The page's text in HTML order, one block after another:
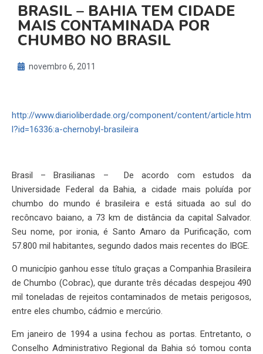
BRASIL – BAHIA TEM CIDADE
MAIS CONTAMINADA POR
CHUMBO NO BRASIL
novembro 6, 2011
http://www.diarioliberdade.org/component/content/article.htm
l?id=16336:a-chernobyl-brasileira
Brasil – Brasilianas – De acordo com estudos da
Universidade Federal da Bahia, a cidade mais poluída por
chumbo do mundo é brasileira e está situada ao sul do
recôncavo baiano, a 73 km de distância da capital Salvador.
Seu nome, por ironia, é Santo Amaro da Purificação, com
57.800 mil habitantes, segundo dados mais recentes do IBGE.
O município ganhou esse título graças a Companhia Brasileira
de Chumbo (Cobrac), que durante três décadas despejou 490
mil toneladas de rejeitos contaminados de metais perigosos,
entre eles chumbo, cádmio e mercúrio.
Em janeiro de 1994 a usina fechou as portas. Entretanto, o
Conselho Administrativo Regional da Bahia só tomou conta